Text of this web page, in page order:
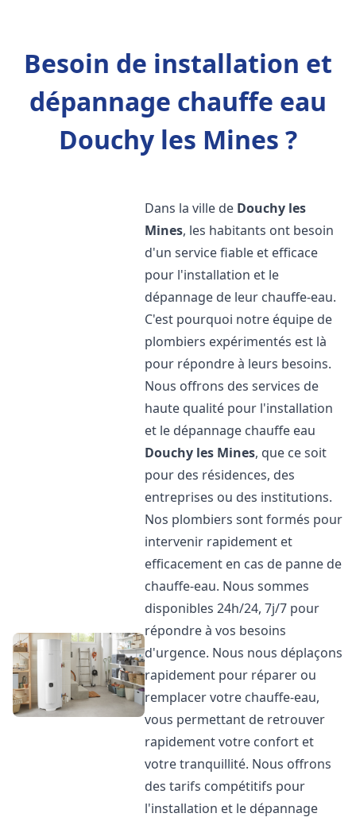
Besoin de installation et
dépannage chauffe eau
Douchy les Mines ?
Dans la ville de Douchy les
Mines, les habitants ont besoin
d'un service fiable et efficace
pour l'installation et le
dépannage de leur chauffe-eau.
C'est pourquoi notre équipe de
plombiers expérimentés est là
pour répondre à leurs besoins.
Nous offrons des services de
haute qualité pour l'installation
et le dépannage chauffe eau
Douchy les Mines, que ce soit
pour des résidences, des
entreprises ou des institutions.
Nos plombiers sont formés pour
intervenir rapidement et
efficacement en cas de panne de
chauffe-eau. Nous sommes
disponibles 24h/24, 7j/7 pour
répondre à vos besoins
d'urgence. Nous nous déplaçons
rapidement pour réparer ou
remplacer votre chauffe-eau,
vous permettant de retrouver
rapidement votre confort et
votre tranquillité. Nous offrons
des tarifs compétitifs pour
l'installation et le dépannage